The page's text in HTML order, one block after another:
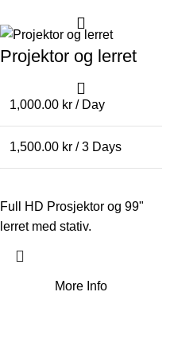
Projektor og lerret
1,000.00 kr / Day
1,500.00 kr / 3 Days
Full HD Prosjektor og 99"
lerret med stativ.
More Info